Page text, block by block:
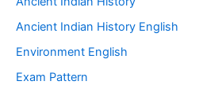
Ancient Indian History English
Environment English
Exam Pattern